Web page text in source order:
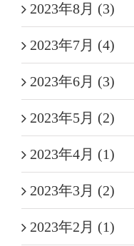
2023年8月 (3)
2023年7月 (4)
2023年6月 (3)
2023年5月 (2)
2023年4月 (1)
2023年3月 (2)
2023年2月 (1)